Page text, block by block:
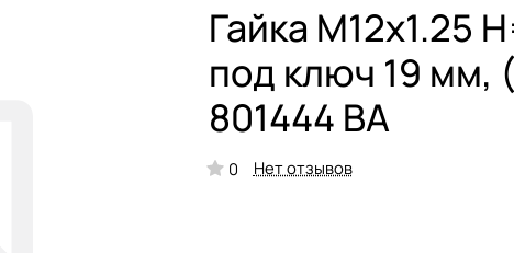
Гайка М12х1.25
под ключ 19 мм,
801444 BA
0 Нет отзывов